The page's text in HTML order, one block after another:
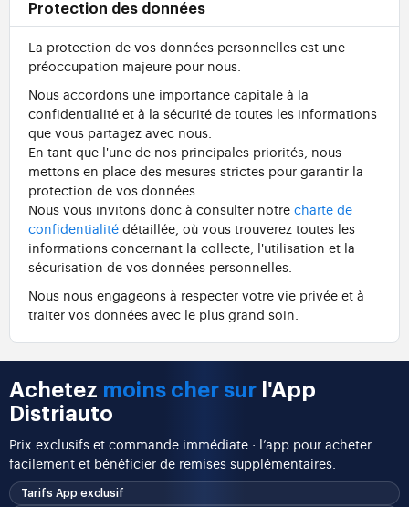
Protection des données
La protection de vos données personnelles est une
préoccupation majeure pour nous.
Nous accordons une importance capitale à la
confidentialité et à la sécurité de toutes les informations
que vous partagez avec nous.
En tant que l'une de nos principales priorités, nous
mettons en place des mesures strictes pour garantir la
protection de vos données.
Nous vous invitons donc à consulter notre charte de
confidentialité détaillée, où vous trouverez toutes les
informations concernant la collecte, l'utilisation et la
sécurisation de vos données personnelles.
Nous nous engageons à respecter votre vie privée et à
traiter vos données avec le plus grand soin.
Achetez moins cher sur l'App
Distriauto
Prix exclusifs et commande immédiate : l’app pour acheter
facilement et bénéficier de remises supplémentaires.
Tarifs App exclusif